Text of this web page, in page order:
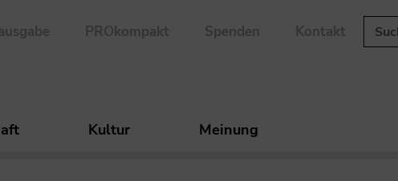
PROkompakt Spenden Kontakt
Kultur Meinung